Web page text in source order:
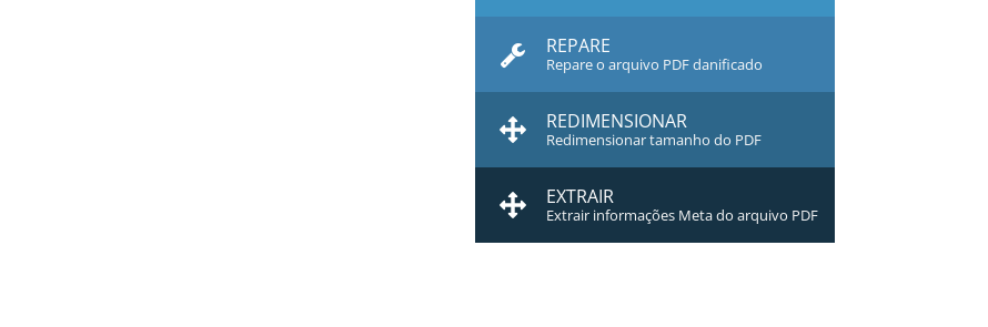
REPARE
Repare o arquivo PDF danificado
REDIMENSIONAR
Redimensionar tamanho do PDF
EXTRAIR
Extrair informações Meta do arquivo PDF